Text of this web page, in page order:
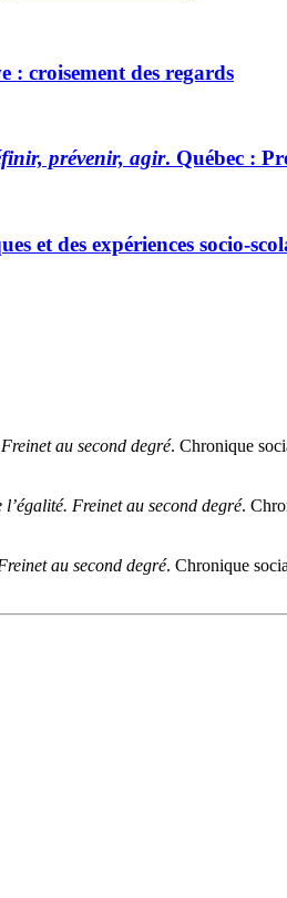
: croisement des regards
prévenir, agir. Québec :
et des expériences socio-
au second degré. Chronique
l’égalité. Freinet au second degré.
au second degré. Chronique